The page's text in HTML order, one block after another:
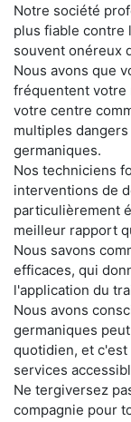
Notre société
plus fiable contre
souvent onéreux
Nous avons que
fréquentent votre
votre centre
multiples
germaniques.
Nos techniciens
interventions de
particulièrement
meilleur rapport
Nous savons
efficaces, qui
l'application du
Nous avons
germaniques
quotidien, et
services
Ne tergiversez
compagnie pour